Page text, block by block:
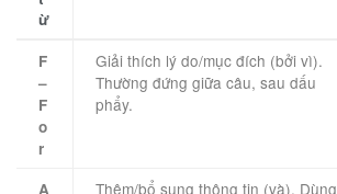
ừ
F
–
F
o
r
Giải thích lý do/mục đích (bởi vì).
Thường đứng giữa câu, sau dấu
phẩy.
A Thêm/bổ sung thông tin (và). Dùng